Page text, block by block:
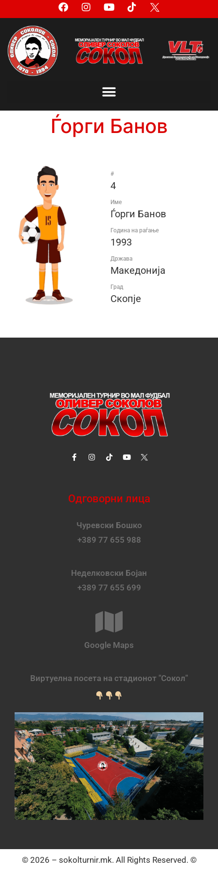
Ѓорги Банов
#
4
Име
Ѓорги Банов
Година на раѓање
1993
Држава
Македонија
Град
Скопје
Одговорни лица
Чуревски Бошко
+389 77 655 988
Неделковски Бојан
+389 77 655 699
Google Maps
Виртуелна посета на стадионот "Сокол"
© 2026 – sokolturnir.mk. All Rights Reserved. ©